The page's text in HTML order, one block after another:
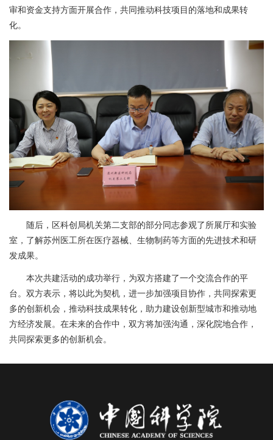
审和资金支持方面开展合作，共同推动科技项目的落地和成果转
化。
随后，区科创局机关第二支部的部分同志参观了所展厅和实验
室，了解苏州医工所在医疗器械、生物制药等方面的先进技术和研
发成果。
本次共建活动的成功举行，为双方搭建了一个交流合作的平
台。双方表示，将以此为契机，进一步加强项目协作，共同探索更
多的创新机会，推动科技成果转化，助力建设创新型城市和推动地
方经济发展。在未来的合作中，双方将加强沟通，深化院地合作，
共同探索更多的创新机会。